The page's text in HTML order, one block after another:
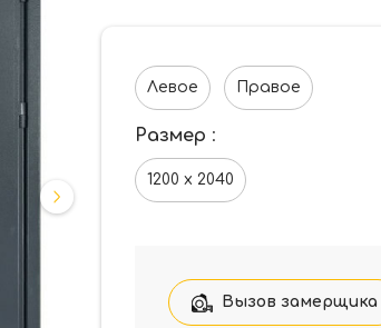
Левое Правое
Размер :
1200 x 2040
Вызов замерщика